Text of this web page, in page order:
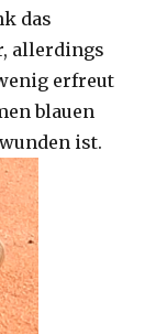
das
allerdings
erfreut
blauen
ist.